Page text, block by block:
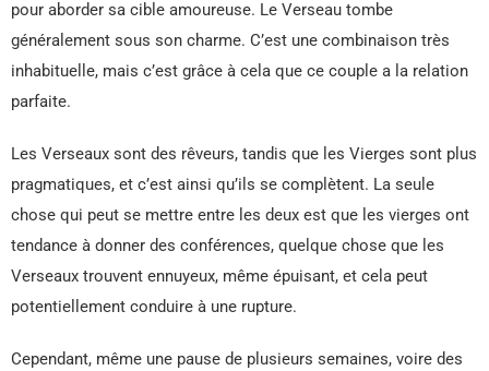
pour aborder sa cible amoureuse. Le Verseau tombe
généralement sous son charme. C’est une combinaison très
inhabituelle, mais c’est grâce à cela que ce couple a la relation
parfaite.
Les Verseaux sont des rêveurs, tandis que les Vierges sont plus
pragmatiques, et c’est ainsi qu’ils se complètent. La seule
chose qui peut se mettre entre les deux est que les vierges ont
tendance à donner des conférences, quelque chose que les
Verseaux trouvent ennuyeux, même épuisant, et cela peut
potentiellement conduire à une rupture.
Cependant, même une pause de plusieurs semaines, voire des